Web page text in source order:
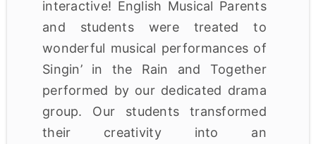
interactive! English Musical Parents
and students were treated to
wonderful musical performances of
Singin’ in the Rain and Together
performed by our dedicated drama
group. Our students transformed
their creativity into an